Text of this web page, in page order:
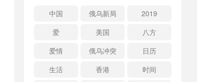
中国 俄乌新局
2019
爱
美国
八方
爱情
俄乌冲突
日历
生活
香港
时间